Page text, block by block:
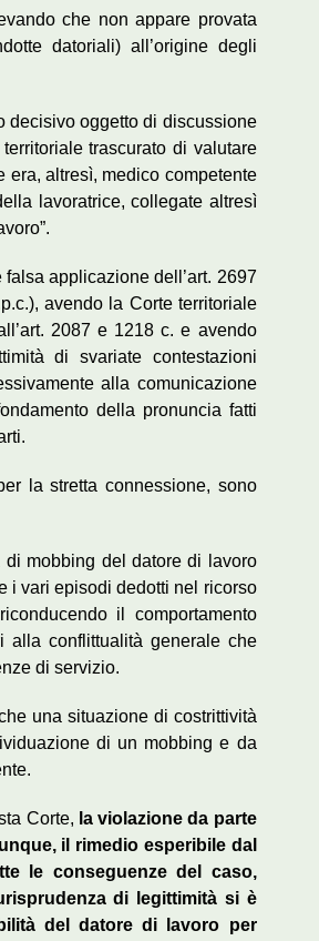
che non appare provata
datoriali) all’origine degli
decisivo oggetto di discussione
trascurato di valutare
era, altresì, medico competente
lavoratrice, collegate altresì
applicazione dell’art. 2697
avendo la Corte territoriale
2087 e 1218 c. e avendo
di svariate contestazioni
alla comunicazione
della pronuncia fatti
la stretta connessione, sono
mobbing del datore di lavoro
i vari episodi dedotti nel ricorso
il comportamento
alla conflittualità generale che
di servizio.
una situazione di costrittività
di un mobbing e da
Corte, la violazione da parte
il rimedio esperibile dal
le conseguenze del caso,
di legittimità si è
del datore di lavoro per